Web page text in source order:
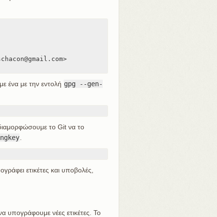
ένα με την εντολή gpg --gen-
το Git να το
ετικέτες και υποβολές,
υπογράφουμε νέες ετικέτες. Το